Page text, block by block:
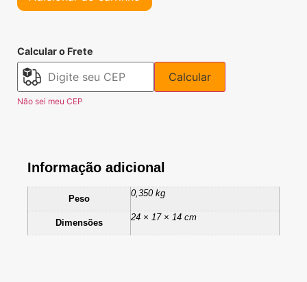
Calcular o Frete
Calcular
Não sei meu CEP
Informação adicional
Peso
0,350 kg
Dimensões
24 × 17 × 14 cm